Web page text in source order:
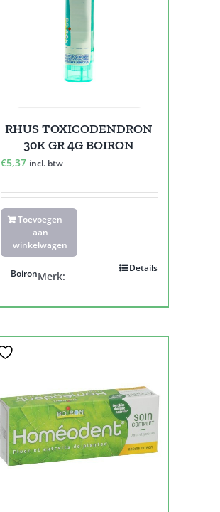
RHUS TOXICODENDRON
30K GR 4G BOIRON
€5,37 incl. btw
Toevoegen
aan
winkelwagen
Details
Merk:
Boiron